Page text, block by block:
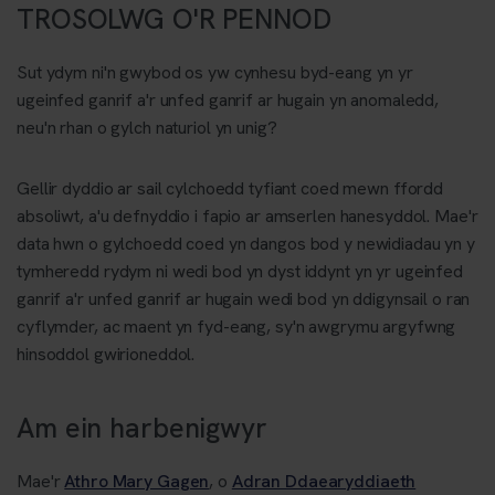
TROSOLWG O'R PENNOD
Sut ydym ni'n gwybod os yw cynhesu byd-eang yn yr
ugeinfed ganrif a'r unfed ganrif ar hugain yn anomaledd,
neu'n rhan o gylch naturiol yn unig?
Gellir dyddio ar sail cylchoedd tyfiant coed mewn ffordd
absoliwt, a'u defnyddio i fapio ar amserlen hanesyddol. Mae'r
data hwn o gylchoedd coed yn dangos bod y newidiadau yn y
tymheredd rydym ni wedi bod yn dyst iddynt yn yr ugeinfed
ganrif a'r unfed ganrif ar hugain wedi bod yn ddigynsail o ran
cyflymder, ac maent yn fyd-eang, sy'n awgrymu argyfwng
hinsoddol gwirioneddol.
Am ein harbenigwyr
Mae'rAthro Mary Gagen, o Adran Ddaearyddiaeth